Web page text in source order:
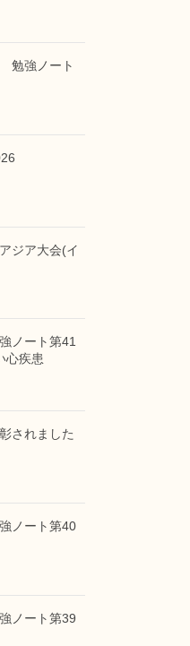
勉強ノート
ジア大会(イ
ノート第41
心疾患
されました
ノート第40
ノート第39